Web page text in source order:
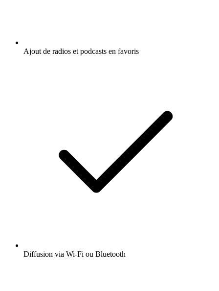
Ajout de radios et podcasts en favoris
Diffusion via Wi-Fi ou Bluetooth